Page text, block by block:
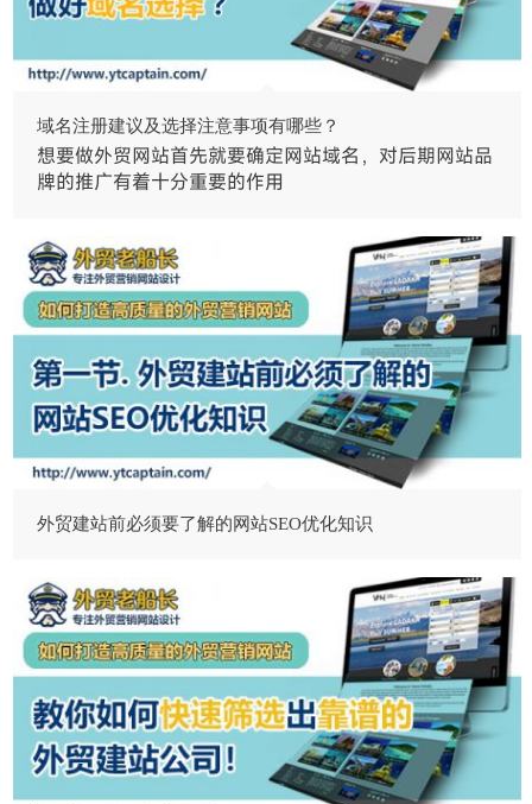
域名注册建议及选择注意事项有哪些？
想要做外贸网站首先就要确定网站域名，对后期网站品
牌的推广有着十分重要的作用
外贸建站前必须要了解的网站SEO优化知识